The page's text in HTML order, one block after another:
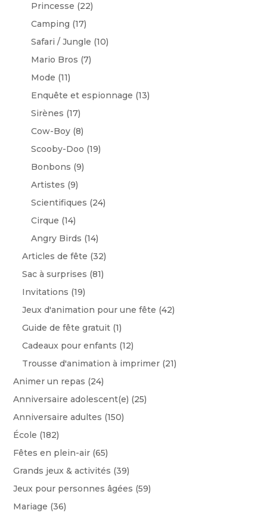
Princesse (22)
Camping (17)
Safari / Jungle (10)
Mario Bros (7)
Mode (11)
Enquête et espionnage (13)
Sirènes (17)
Cow-Boy (8)
Scooby-Doo (19)
Bonbons (9)
Artistes (9)
Scientifiques (24)
Cirque (14)
Angry Birds (14)
Articles de fête (32)
Sac à surprises (81)
Invitations (19)
Jeux d'animation pour une fête (42)
Guide de fête gratuit (1)
Cadeaux pour enfants (12)
Trousse d'animation à imprimer (21)
Animer un repas (24)
Anniversaire adolescent(e) (25)
Anniversaire adultes (150)
École (182)
Fêtes en plein-air (65)
Grands jeux & activités (39)
Jeux pour personnes âgées (59)
Mariage (36)